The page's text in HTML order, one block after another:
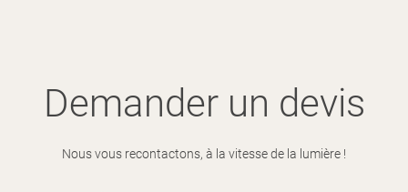
Demander un devis
Nous vous recontactons, à la vitesse de la lumière !